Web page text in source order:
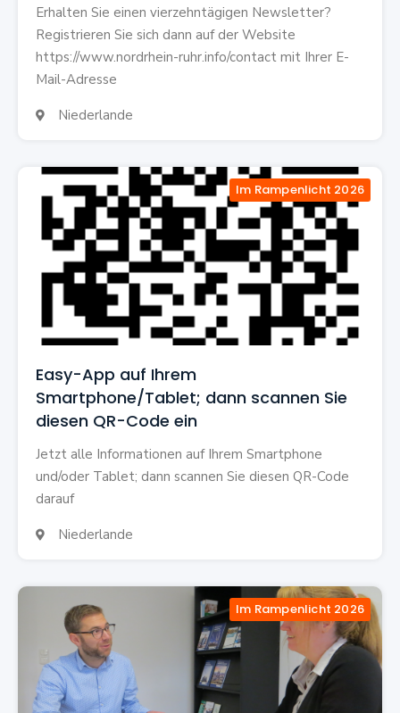
Erhalten Sie einen vierzehntägigen Newsletter?
Registrieren Sie sich dann auf der Website
https://www.nordrhein-ruhr.info/contact mit Ihrer E-
Mail-Adresse
 Niederlande
Im Rampenlicht 2026
Easy-App auf Ihrem
Smartphone/Tablet; dann scannen Sie
diesen QR-Code ein
Jetzt alle Informationen auf Ihrem Smartphone
und/oder Tablet; dann scannen Sie diesen QR-Code
darauf
 Niederlande
Im Rampenlicht 2026